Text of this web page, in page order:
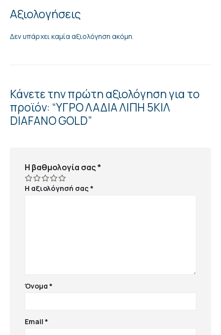
Αξιολογήσεις
Δεν υπάρχει καμία αξιολόγηση ακόμη.
Κάνετε την πρώτη αξιολόγηση για το
προϊόν: “ΥΓΡΟ ΛΑΔΙΑ ΛΙΠΗ 5ΚΙΛ
DIAFANO GOLD”
Η βαθμολογία σας*
Η αξιολόγησή σας*
Όνομα*
Email*